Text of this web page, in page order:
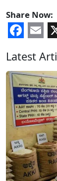
Share Now:
Latest